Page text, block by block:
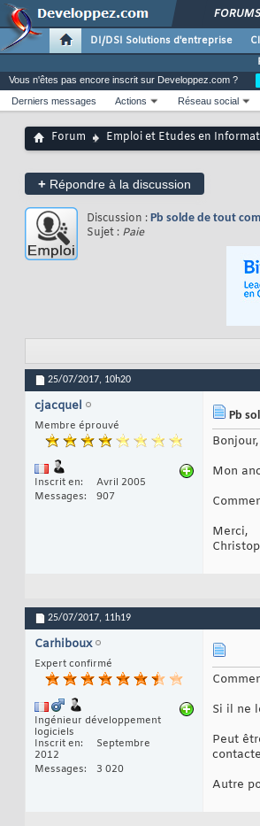
DI/DSI Solutions d'entreprise
Vous n'êtes pas encore inscrit sur Developpez.com ?
Derniers messages
Actions Réseau social
Forum Emploi et Etudes en
+ Répondre à la discussion
Discussion : Pb solde de tout
Sujet : Paie
25/07/2017, 10h20
cjacquel
Membre éprouvé
Inscrit en
Avril 2005
Messages
907
Pb
Bonjour,
Mon
Merci,
25/07/2017, 11h19
Carhiboux
Expert confirmé
Ingénieur développement
logiciels
Inscrit en
Septembre
2012
Messages
3 020
Si il ne
Peut
Autre